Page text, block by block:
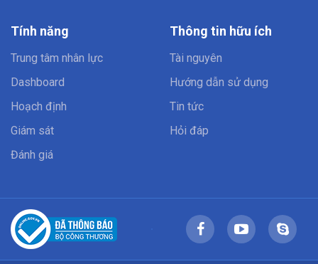
Tính năng
Trung tâm nhân lực
Dashboard
Hoạch định
Giám sát
Đánh giá
Thông tin hữu ích
Tài nguyên
Hướng dẫn sử dụng
Tin tức
Hỏi đáp